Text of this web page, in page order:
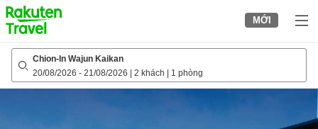
to
top
page
MỚI
Chion-In Wajun Kaikan
20/08/2026 - 21/08/2026 2 khách 1 phòng